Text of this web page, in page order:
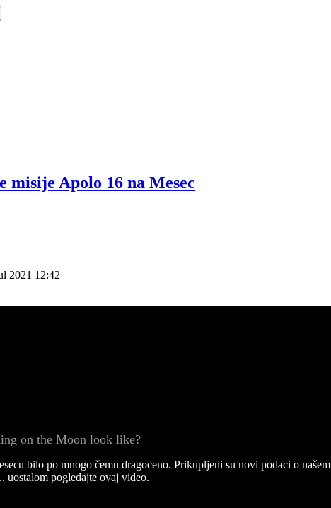
misije Apolo 16 na Mesec
2021 12:42
on the Moon look like?
bilo po mnogo čemu dragoceno. Prikupljeni su novi podaci o našem
uostalom pogledajte ovaj video.